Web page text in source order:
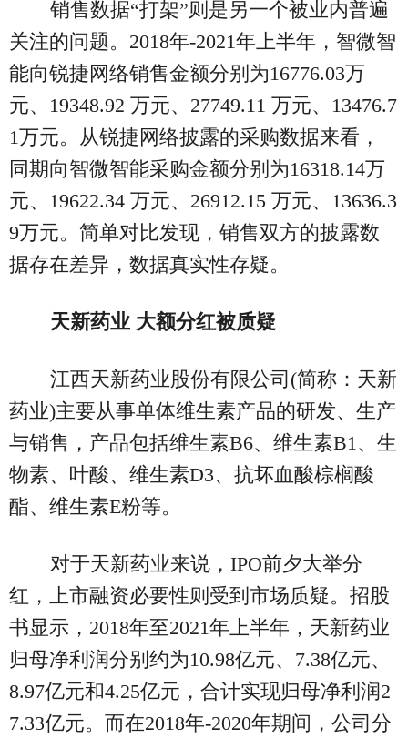
销售数据“打架”则是另一个被业内普遍
关注的问题。2018年-2021年上半年，智微智
能向锐捷网络销售金额分别为16776.03万
元、19348.92 万元、27749.11 万元、13476.7
1万元。从锐捷网络披露的采购数据来看，
同期向智微智能采购金额分别为16318.14万
元、19622.34 万元、26912.15 万元、13636.3
9万元。简单对比发现，销售双方的披露数
据存在差异，数据真实性存疑。
天新药业 大额分红被质疑
江西天新药业股份有限公司(简称：天新
药业)主要从事单体维生素产品的研发、生产
与销售，产品包括维生素B6、维生素B1、生
物素、叶酸、维生素D3、抗坏血酸棕榈酸
酯、维生素E粉等。
对于天新药业来说，IPO前夕大举分
红，上市融资必要性则受到市场质疑。招股
书显示，2018年至2021年上半年，天新药业
归母净利润分别约为10.98亿元、7.38亿元、
8.97亿元和4.25亿元，合计实现归母净利润2
7.33亿元。而在2018年-2020年期间，公司分